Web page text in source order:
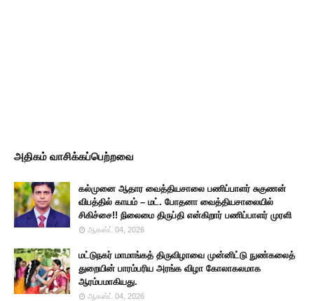
அதிகம் வாசிக்கப்பெற்றவை
கல்முனை ஆதார வைத்தியசாலை பணிப்பாளர் சுகுணன்
விபத்தில் காயம் – மட். போதனா வைத்தியசாலையில்
சிகிச்சை!! நிலைமை திருப்தி என்கிறார் பணிப்பாளர் முரளி
ஆகஸ்ட் 04, 2026
மட்டுநகர் மாமாங்கத் திருவிழாவை முன்னிட்டு நுண்கலைத்
துறையின் பாரம்பரிய அரங்க விழா கோலாகலமாக
ஆரம்பமாகியது.
ஆகஸ்ட் 04, 2026